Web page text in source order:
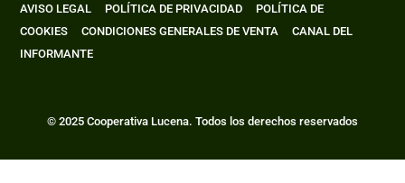
AVISO LEGAL POLÍTICA DE PRIVACIDAD
POLÍTICA DE
COOKIES
CONDICIONES GENERALES DE VENTA
CANAL DEL
INFORMANTE
© 2025 Cooperativa Lucena. Todos los derechos reservados